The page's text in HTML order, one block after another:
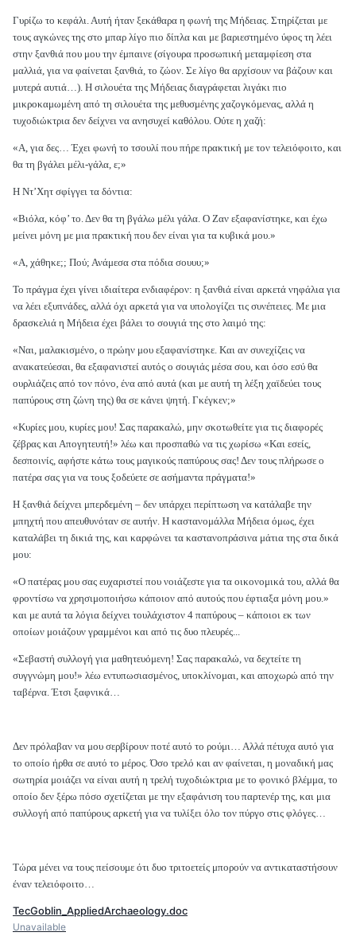
Γυρίζω το κεφάλι. Αυτή ήταν ξεκάθαρα η φωνή της Μήδειας. Στηρίζεται με
τους αγκώνες της στο μπαρ λίγο πιο δίπλα και με βαριεστημένο ύφος τη λέει
στην ξανθιά που μου την έμπαινε (σίγουρα προσωπική μεταμφίεση στα
μαλλιά, για να φαίνεται ξανθιά, το ζώον. Σε λίγο θα αρχίσουν να βάζουν και
μυτερά αυτιά…). Η σιλουέτα της Μήδειας διαγράφεται λιγάκι πιο
μικροκαμωμένη από τη σιλουέτα της μεθυσμένης χαζογκόμενας, αλλά η
τυχοδιώκτρια δεν δείχνει να ανησυχεί καθόλου. Ούτε η χαζή:
«Α, για δες… Έχει φωνή το τσουλί που πήρε πρακτική με τον τελειόφοιτο, και
θα τη βγάλει μέλι-γάλα, ε;»
Η Ντ’Χητ σφίγγει τα δόντια:
«Βιόλα, κόφ’ το. Δεν θα τη βγάλω μέλι γάλα. Ο Ζαν εξαφανίστηκε, και έχω
μείνει μόνη με μια πρακτική που δεν είναι για τα κυβικά μου.»
«Α, χάθηκε;; Πού; Ανάμεσα στα πόδια σουυυ;»
Το πράγμα έχει γίνει ιδιαίτερα ενδιαφέρον: η ξανθιά είναι αρκετά νηφάλια για
να λέει εξυπνάδες, αλλά όχι αρκετά για να υπολογίζει τις συνέπειες. Με μια
δρασκελιά η Μήδεια έχει βάλει το σουγιά της στο λαιμό της:
«Ναι, μαλακισμένο, ο πρώην μου εξαφανίστηκε. Και αν συνεχίζεις να
ανακατεύεσαι, θα εξαφανιστεί αυτός ο σουγιάς μέσα σου, και όσο εσύ θα
ουρλιάζεις από τον πόνο, ένα από αυτά (και με αυτή τη λέξη χαϊδεύει τους
παπύρους στη ζώνη της) θα σε κάνει ψητή. Γκέγκεν;»
«Κυρίες μου, κυρίες μου! Σας παρακαλώ, μην σκοτωθείτε για τις διαφορές
ζέβρας και Απογητευτή!» λέω και προσπαθώ να τις χωρίσω «Και εσείς,
δεσποινίς, αφήστε κάτω τους μαγικούς παπύρους σας! Δεν τους πλήρωσε ο
πατέρα σας για να τους ξοδεύετε σε ασήμαντα πράγματα!»
Η ξανθιά δείχνει μπερδεμένη – δεν υπάρχει περίπτωση να κατάλαβε την
μπηχτή που απευθυνόταν σε αυτήν. Η καστανομάλλα Μήδεια όμως, έχει
καταλάβει τη δικιά της, και καρφώνει τα καστανοπράσινα μάτια της στα δικά
μου:
«Ο πατέρας μου σας ευχαριστεί που νοιάζεστε για τα οικονομικά του, αλλά θα
φροντίσω να χρησιμοποιήσω κάποιον από αυτούς που έφτιαξα μόνη μου.»
και με αυτά τα λόγια δείχνει τουλάχιστον 4 παπύρους – κάποιοι εκ των
οποίων μοιάζουν γραμμένοι και από τις δυο πλευρές...
«Σεβαστή συλλογή για μαθητευόμενη! Σας παρακαλώ, να δεχτείτε τη
συγγνώμη μου!» λέω εντυπωσιασμένος, υποκλίνομαι, και αποχωρώ από την
ταβέρνα. Έτσι ξαφνικά…
Δεν πρόλαβαν να μου σερβίρουν ποτέ αυτό το ρούμι… Αλλά πέτυχα αυτό για
το οποίο ήρθα σε αυτό το μέρος. Όσο τρελό και αν φαίνεται, η μοναδική μας
σωτηρία μοιάζει να είναι αυτή η τρελή τυχοδιώκτρια με το φονικό βλέμμα, το
οποίο δεν ξέρω πόσο σχετίζεται με την εξαφάνιση του παρτενέρ της, και μια
συλλογή από παπύρους αρκετή για να τυλίξει όλο τον πύργο στις φλόγες…
Τώρα μένει να τους πείσουμε ότι δυο τριτοετείς μπορούν να αντικαταστήσουν
έναν τελειόφοιτο…
TecGoblin_AppliedArchaeology.doc
Unavailable